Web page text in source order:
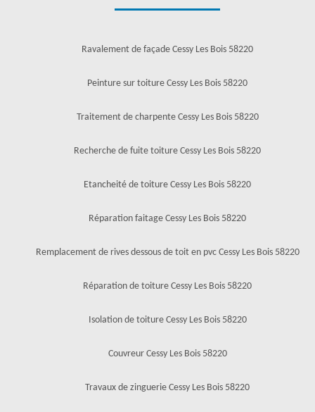
Ravalement de façade Cessy Les Bois 58220
Peinture sur toiture Cessy Les Bois 58220
Traitement de charpente Cessy Les Bois 58220
Recherche de fuite toiture Cessy Les Bois 58220
Etancheité de toiture Cessy Les Bois 58220
Réparation faitage Cessy Les Bois 58220
Remplacement de rives dessous de toit en pvc Cessy Les Bois 58220
Réparation de toiture Cessy Les Bois 58220
Isolation de toiture Cessy Les Bois 58220
Couvreur Cessy Les Bois 58220
Travaux de zinguerie Cessy Les Bois 58220